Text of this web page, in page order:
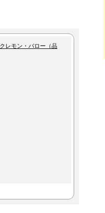
レモン・バロー（品